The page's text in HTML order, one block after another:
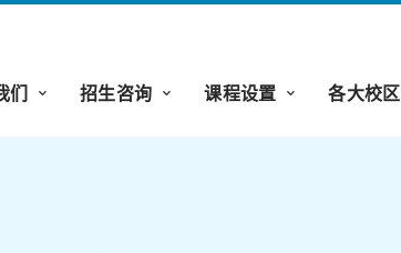
们 招生咨询 课程设置 各大校区